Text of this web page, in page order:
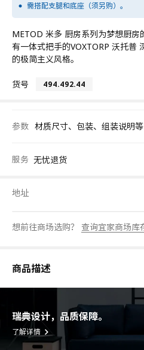
需搭配支腿和底座（须另购）。
METOD 米多 厨房系列为梦想厨
有一体式把手的VOXTORP 沃托普
的极简主义风格。
货号 494.492.44
参数 材质尺寸、包装、组装说明等
服务 无忧退货
地址
想前往商场选购？ 查询宜家商场库
商品描述
瑞典设计，品质保障。
了解详情